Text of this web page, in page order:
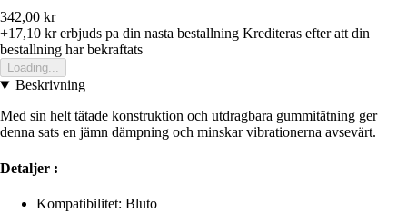
342,00 kr
+17,10 krerbjuds pa din nasta bestallning Krediteras efter att din
bestallning har bekraftats
Loading...
Beskrivning
Med sin helt tätade konstruktion och utdragbara gummitätning ger
denna sats en jämn dämpning och minskar vibrationerna avsevärt.
Detaljer :
Kompatibilitet: Bluto